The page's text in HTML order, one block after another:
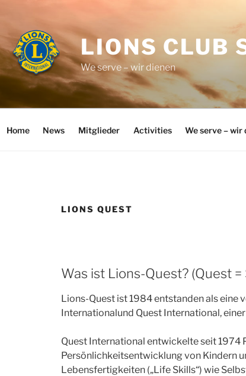
LIONS CLUB
We serve – wir dienen
Home News Mitglieder Activities We serve – wir
LIONS QUEST
Was ist Lions-Quest? (Quest =
Lions-Quest ist 1984 entstanden als
Internationalund Quest International,
Quest International entwickelte seit 1974
Persönlichkeitsentwicklung von Kindern
Lebensfertigkeiten („Life Skills“) wie